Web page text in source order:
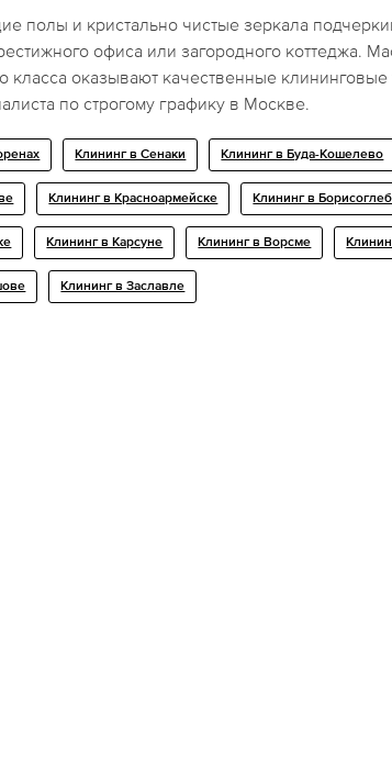
полы и кристально чистые зеркала
офиса или загородного коттеджа.
класса оказывают качественные клининговые
по строгому графику в Москве.
Клининг в Сенаки Клининг в Буда-Кошелево
Клининг в Красноармейске Клининг в
Клининг в Карсуне Клининг в Ворсме
Клининг в Заславле